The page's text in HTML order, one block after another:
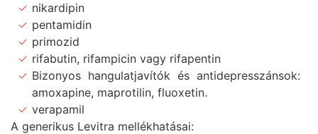
nikardipin
pentamidin
primozid
rifabutin, rifampicin vagy rifapentin
Bizonyos hangulatjavítók és antidepresszánsok:
amoxapine, maprotilin, fluoxetin.
verapamil
A generikus Levitra mellékhatásai: